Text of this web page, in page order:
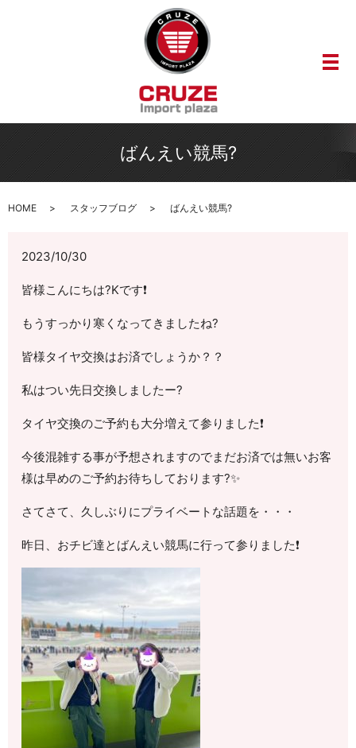
メ
ばんえい競馬?
HOME スタッフブログ ばんえい競馬?
2023/10/30
皆様こんにちは?Kです❗
もうすっかり寒くなってきましたね?
皆様タイヤ交換はお済でしょうか？？
私はつい先日交換しましたー?
タイヤ交換のご予約も大分増えて参りました❗
今後混雑する事が予想されますのでまだお済では無いお客
様は早めのご予約お待ちしております?✨
さてさて、久しぶりにプライベートな話題を・・・
昨日、おチビ達とばんえい競馬に行って参りました❗